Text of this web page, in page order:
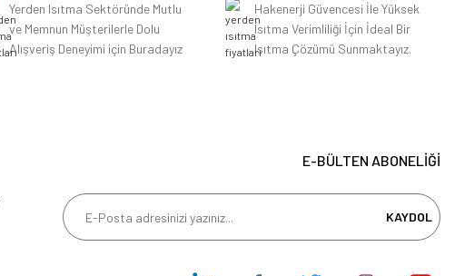
Yerden Isıtma Sektöründe Mutlu
ve Memnun Müşterilerle Dolu
Alışveriş Deneyimi için Buradayız
Hakenerji Güvencesi İle Yüksek
Isıtma Verimliliği İçin İdeal Bir
Isıtma Çözümü Sunmaktayız.
E-BÜLTEN ABONELİĞİ
KAYDOL